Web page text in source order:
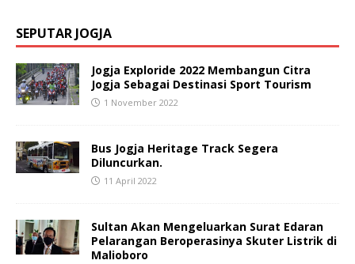
SEPUTAR JOGJA
Jogja Exploride 2022 Membangun Citra
Jogja Sebagai Destinasi Sport Tourism
1 November 2022
Bus Jogja Heritage Track Segera
Diluncurkan.
11 April 2022
Sultan Akan Mengeluarkan Surat Edaran
Pelarangan Beroperasinya Skuter Listrik di
Malioboro